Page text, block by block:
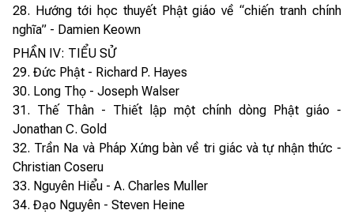
28. Hướng tới học thuyết Phật giáo về “chiến tranh chính
nghĩa” - Damien Keown
PHẦN IV: TIỂU SỬ
29. Đức Phật - Richard P. Hayes
30. Long Thọ - Joseph Walser
31. Thế Thân - Thiết lập một chính dòng Phật giáo -
Jonathan C. Gold
32. Trần Na và Pháp Xứng bàn về tri giác và tự nhận thức -
Christian Coseru
33. Nguyên Hiểu - A. Charles Muller
34. Đạo Nguyên - Steven Heine